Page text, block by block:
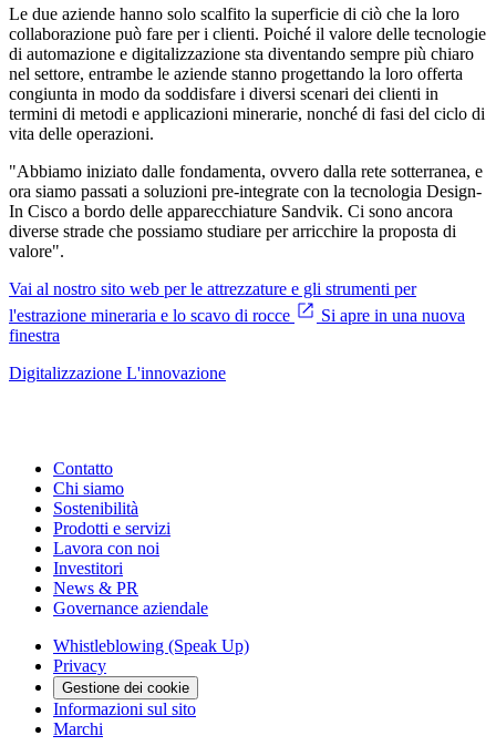
Le due aziende hanno solo scalfito la superficie di ciò che la loro
collaborazione può fare per i clienti. Poiché il valore delle tecnologie
di automazione e digitalizzazione sta diventando sempre più chiaro
nel settore, entrambe le aziende stanno progettando la loro offerta
congiunta in modo da soddisfare i diversi scenari dei clienti in
termini di metodi e applicazioni minerarie, nonché di fasi del ciclo di
vita delle operazioni.
"Abbiamo iniziato dalle fondamenta, ovvero dalla rete sotterranea, e
ora siamo passati a soluzioni pre-integrate con la tecnologia Design-
In Cisco a bordo delle apparecchiature Sandvik. Ci sono ancora
diverse strade che possiamo studiare per arricchire la proposta di
valore".
Vai al nostro sito web per le attrezzature e gli strumenti per
l'estrazione mineraria e lo scavo di rocce
Si apre in una nuova
finestra
Digitalizzazione L'innovazione
Contatto
Chi siamo
Sostenibilità
Prodotti e servizi
Lavora con noi
Investitori
News & PR
Governance aziendale
Whistleblowing (Speak Up)
Privacy
Gestione dei cookie
Informazioni sul sito
Marchi